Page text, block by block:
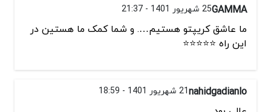
GAMMA25 شهریور 1401 - 21:37
ما عاشق کریپتو هستیم…. و شما کمک ما هستین در
این راه ⭐⭐⭐⭐⭐
nahidgadianlo21 شهریور 1401 - 18:59